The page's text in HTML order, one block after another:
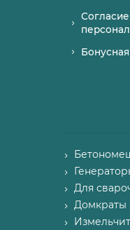
Для
Домкраты